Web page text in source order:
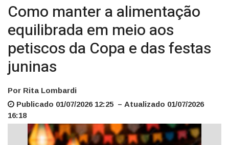
Como manter a alimentação
equilibrada em meio aos
petiscos da Copa e das festas
juninas
Por Rita Lombardi
Publicado 01/07/2026 12:25 – Atualizado 01/07/2026
16:18